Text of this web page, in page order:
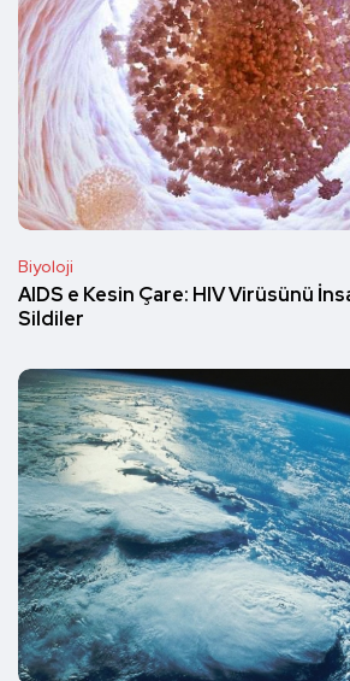
Biyoloji
AIDS e Kesin Çare: HIV Virüsünü
Sildiler